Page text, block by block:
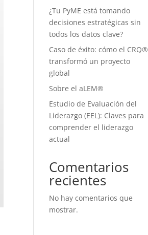
¿Tu PyME está tomando
decisiones estratégicas sin
todos los datos clave?
Caso de éxito: cómo el CRQ®
transformó un proyecto
global
Sobre el aLEM®
Estudio de Evaluación del
Liderazgo (EEL): Claves para
comprender el liderazgo
actual
Comentarios
recientes
No hay comentarios que
mostrar.